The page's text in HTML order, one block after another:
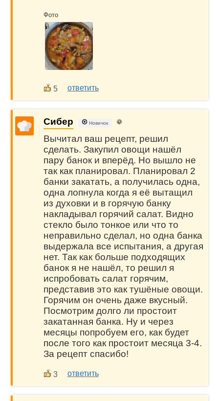
Фото
5 ответить
Сибер Новичок
Вычитал ваш рецепт, решил
сделать. Закупил овощи нашёл
пару банок и вперёд. Но вышло не
так как планировал. Планировал 2
банки закатать, а получилась одна,
одна лопнула когда я её вытащил
из духовки и в горячую банку
накладывал горячий салат. Видно
стекло было тонкое или что то
неправильно сделал, но одна банка
выдержала все испытания, а другая
нет. Так как больше подходящих
банок я не нашёл, то решил я
испробовать салат горячим,
представив это как тушёные овощи.
Горячим он очень даже вкусный.
Посмотрим долго ли простоит
закатанная банка. Ну и через
месяцы попробуем его, как будет
после того как простоит месяца 3-4.
За рецепт спасибо!
3 ответить